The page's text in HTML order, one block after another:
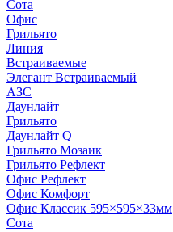
Сота
Офис
Грильято
Линия
Встраиваемые
Элегант Встраиваемый
АЗС
Даунлайт
Грильято
Даунлайт Q
Грильято Мозаик
Грильято Рефлект
Офис Рефлект
Офис Комфорт
Офис Классик 595×595×33мм
Сота